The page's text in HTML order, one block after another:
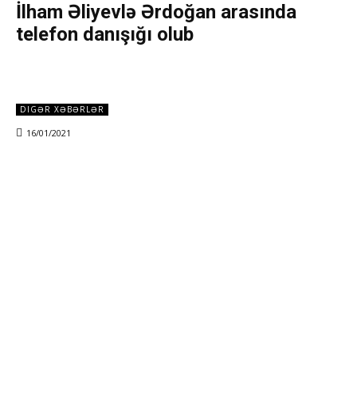
İlham Əliyevlə Ərdoğan arasında
telefon danışığı olub
DIGƏR XƏBƏRLƏR
16/01/2021